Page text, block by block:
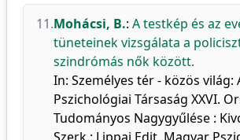
11.Mohácsi, B.: A testkép és az
tüneteinek vizsgálata a
szindrómás nők között.
In: Személyes tér - közös világ:
Pszichológiai Társaság XXVI.
Tudományos Nagygyűlése :